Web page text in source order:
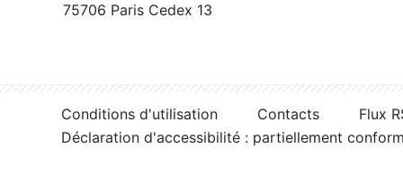
75706 Paris Cedex 13
Conditions d'utilisation Contacts
Flux
Déclaration d'accessibilité : partiellement